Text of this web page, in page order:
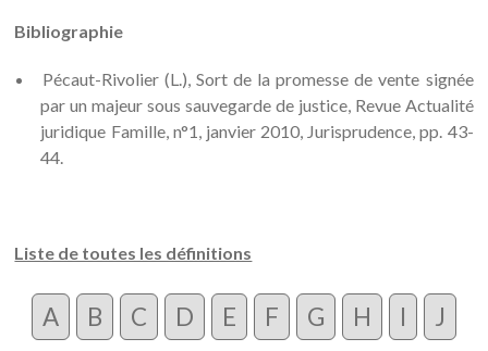
Bibliographie
Pécaut-Rivolier (L.), Sort de la promesse de vente signée
par un majeur sous sauvegarde de justice, Revue Actualité
juridique Famille, n°1, janvier 2010, Jurisprudence, pp. 43-
44.
Liste de toutes les définitions
A B C D E F G H I J